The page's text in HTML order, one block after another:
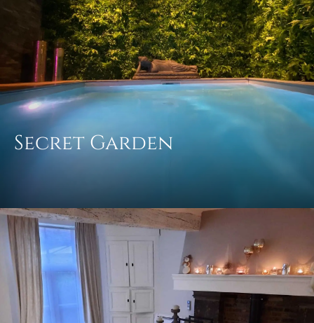
Secret Garden